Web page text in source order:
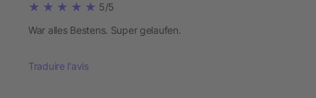
5/5
War alles Bestens. Super gelaufen.
Traduire l'avis